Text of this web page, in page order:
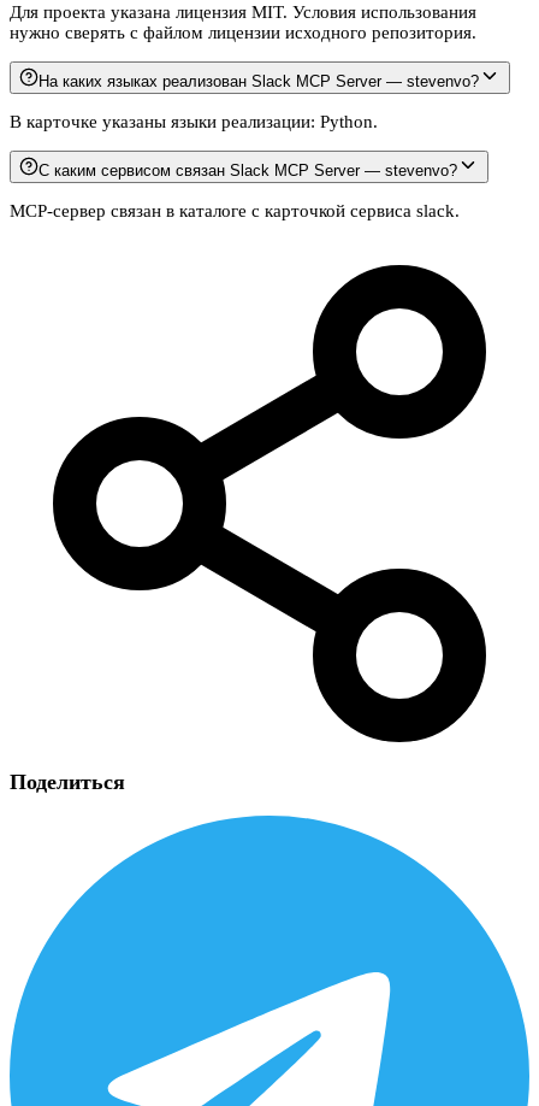
Для проекта указана лицензия MIT. Условия использования
нужно сверять с файлом лицензии исходного репозитория.
На каких языках реализован Slack MCP Server — stevenvo?
В карточке указаны языки реализации: Python.
С каким сервисом связан Slack MCP Server — stevenvo?
MCP-сервер связан в каталоге с карточкой сервиса slack.
Поделиться